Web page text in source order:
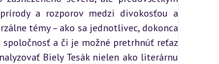
a rozporov medzi divokosťou a
témy – ako sa jednotlivec, dokonca
a či je možné pretrhnúť reťaz
Biely Tesák nielen ako literárnu